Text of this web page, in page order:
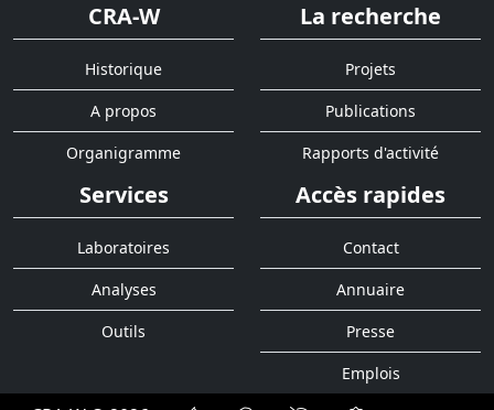
CRA-W
Historique
A propos
Organigramme
La recherche
Projets
Publications
Rapports d'activité
Services
Laboratoires
Analyses
Outils
Accès rapides
Contact
Annuaire
Presse
Emplois